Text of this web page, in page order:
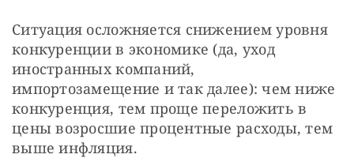
Ситуация осложняется снижением уровня
конкуренции в экономике (да, уход
иностранных компаний,
импортозамещение и так далее): чем ниже
конкуренция, тем проще переложить в
цены возросшие процентные расходы, тем
выше инфляция.